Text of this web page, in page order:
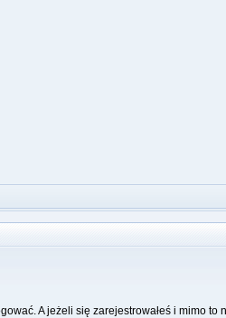
A jeżeli się zarejestrowałeś i mimo to